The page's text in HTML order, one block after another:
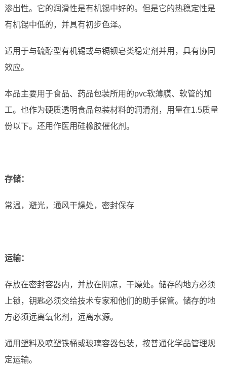
渗出性。它的润滑性是有机锡中好的。但是它的热稳定性是
有机锡中低的，并具有初步色泽。
适用于与硫醇型有机锡或与镉钡皂类稳定剂并用，具有协同
效应。
本品主要用于食品、药品包装所用的pvc软薄膜、软管的加
工。也作为硬质透明食品包装材料的润滑剂，用量在1.5质量
份以下。还用作医用硅橡胶催化剂。
存储：
常温，避光，通风干燥处，密封保存
运输：
存放在密封容器内，并放在阴凉，干燥处。储存的地方必须
上锁，钥匙必须交给技术专家和他们的助手保管。储存的地
方必须远离氧化剂，远离水源。
通用塑料及喷塑铁桶或玻璃容器包装，按普通化学品管理规
定运输。